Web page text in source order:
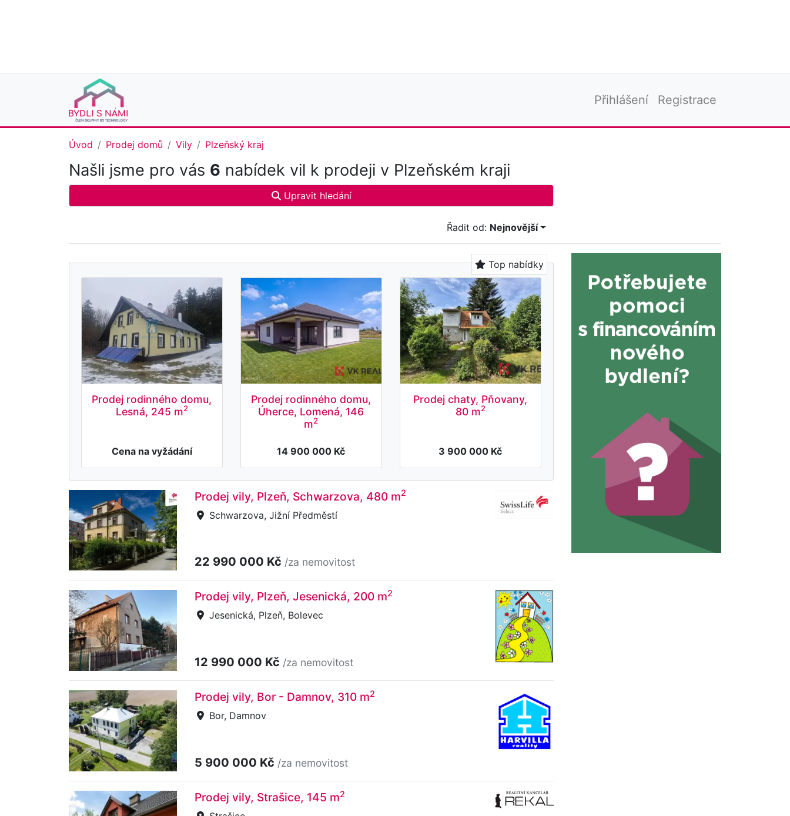
Přihlášení Registrace
Úvod Prodej domů Vily Plzeňský kraj
Našli jsme pro vás 6 nabídek vil k prodeji v Plzeňském kraji
Upravit hledání
Řadit od: Nejnovější
Top nabídky
Prodej rodinného domu,
Lesná, 245 m2
Cena na vyžádání
Prodej rodinného domu,
Úherce, Lomená, 146
m2
14 900 000 Kč
Prodej chaty, Pňovany,
80 m2
3 900 000 Kč
Prodej vily, Plzeň, Schwarzova, 480 m2
Schwarzova, Jižní Předměstí
22 990 000 Kč /za nemovitost
Prodej vily, Plzeň, Jesenická, 200 m2
Jesenická, Plzeň, Bolevec
12 990 000 Kč /za nemovitost
Prodej vily, Bor - Damnov, 310 m2
Bor, Damnov
5 900 000 Kč /za nemovitost
Prodej vily, Strašice, 145 m2